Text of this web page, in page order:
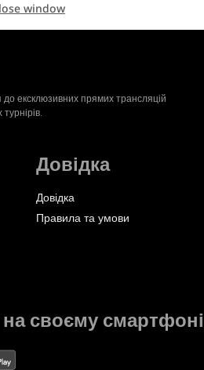
window
ексклюзивних прямих трансляцій
Довідка
Довідка
Правила та умови
своєму смартфоні